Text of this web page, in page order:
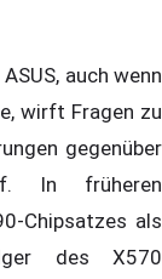
auch wenn
wirft Fragen zu
gegenüber
In früheren
Chipsatzes als
des X570